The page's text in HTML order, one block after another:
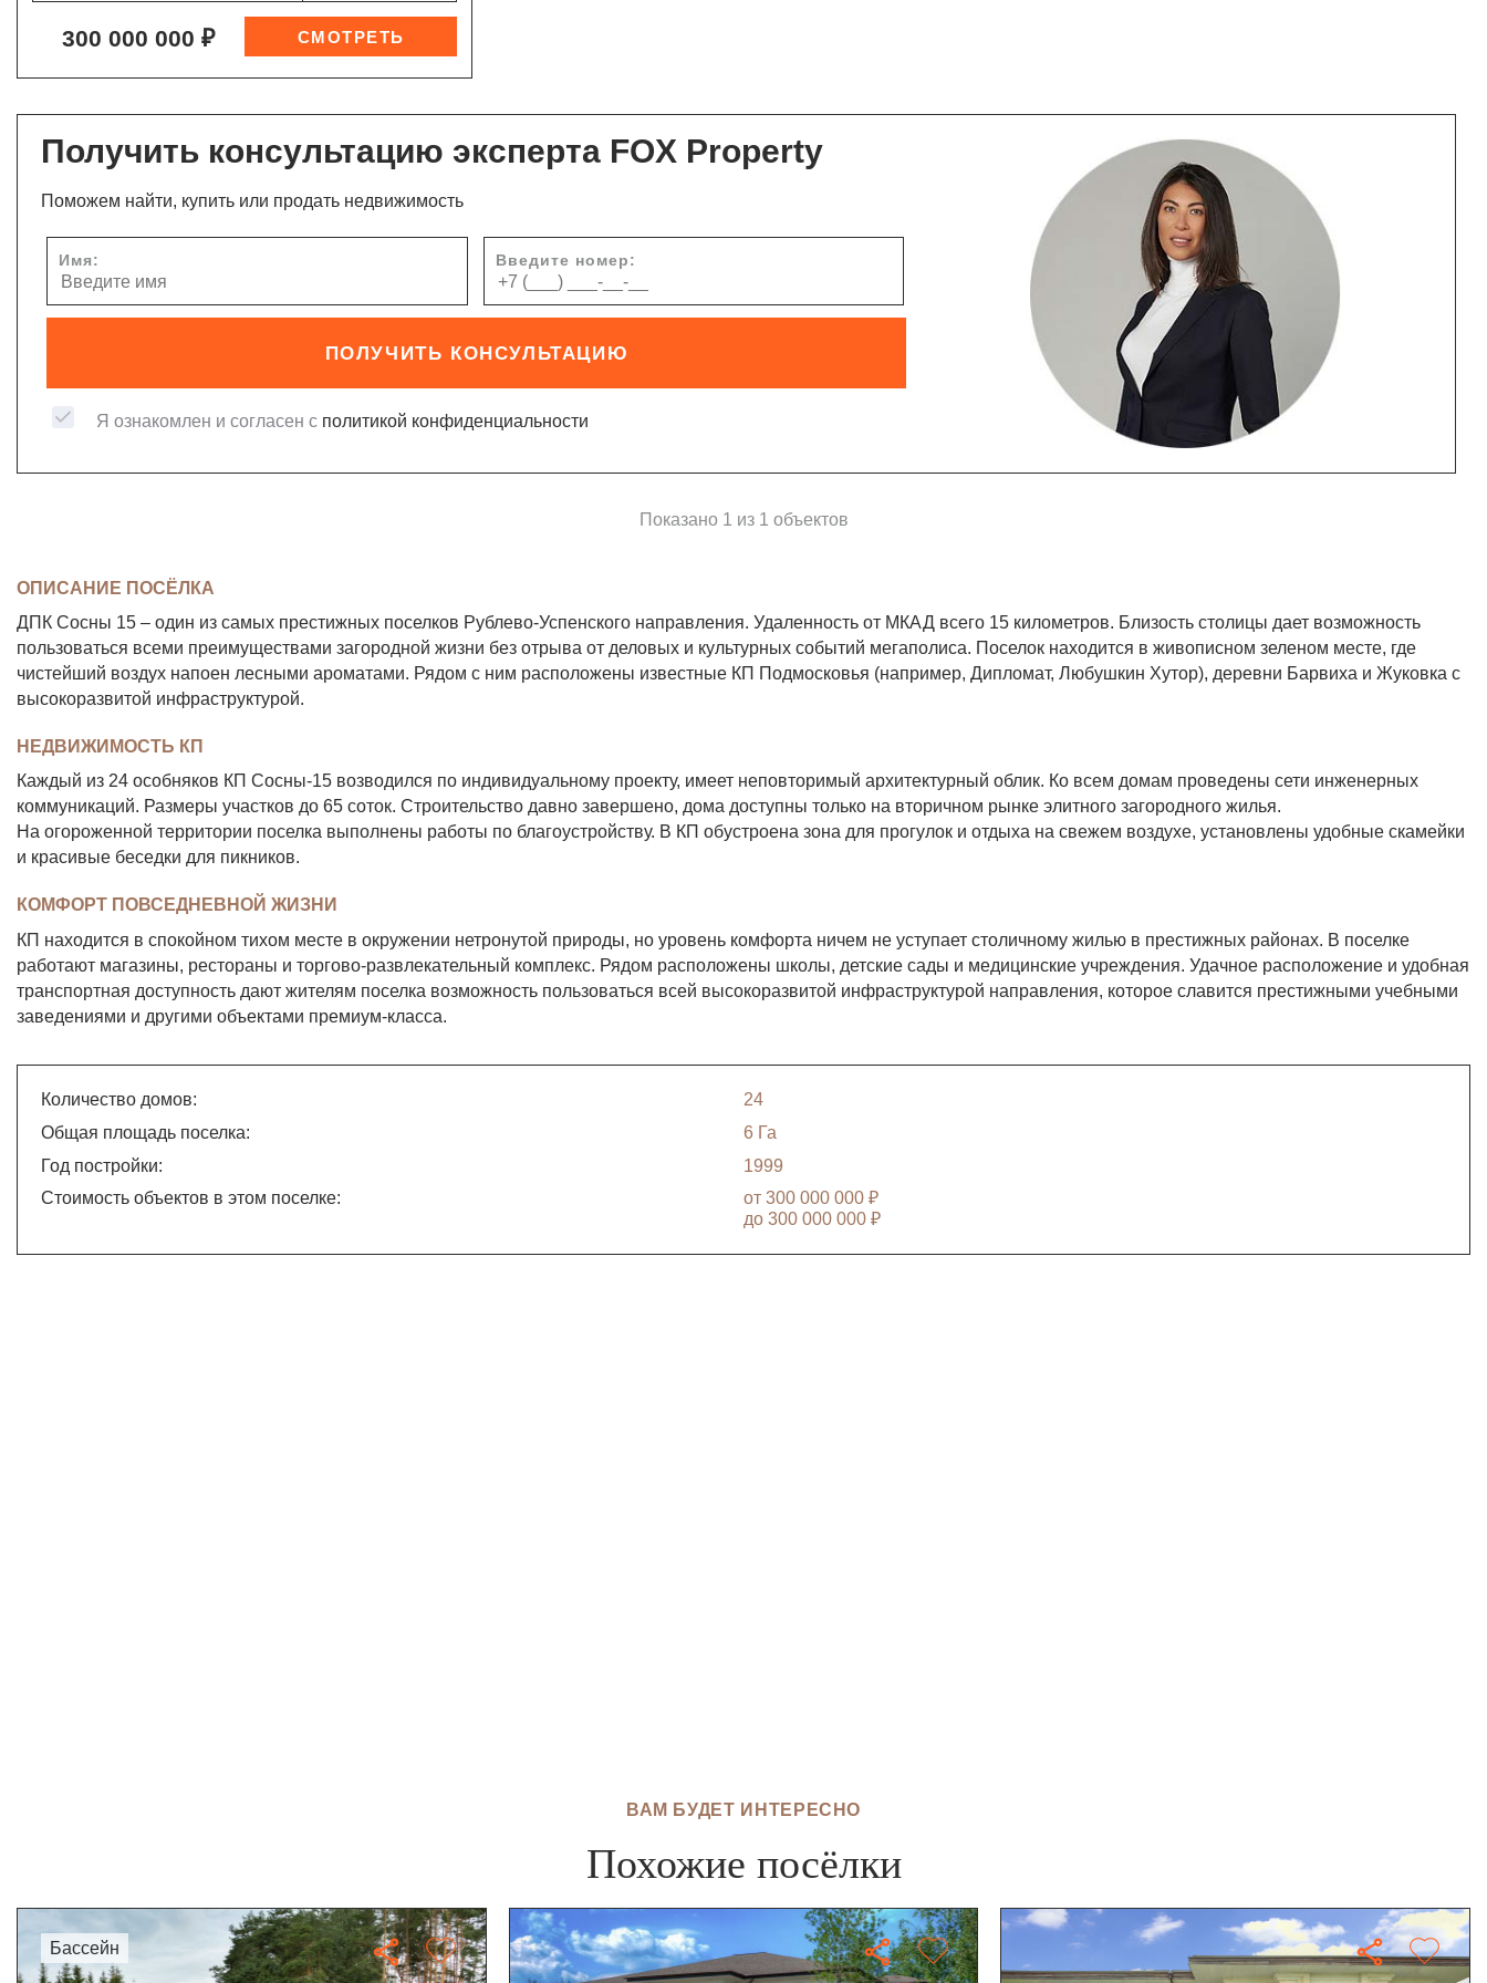
300 000 000 ₽
Получить консультацию эксперта FOX Property
Поможем найти, купить или продать недвижимость
Имя: Введите номер:
ПОЛУЧИТЬ КОНСУЛЬТАЦИЮ
Я ознакомлен и согласен с политикой конфиденциальности
Показано 1 из 1 объектов
ОПИСАНИЕ ПОСЁЛКА
ДПК Сосны 15 – один из самых престижных поселков Рублево-Успенского направления. Удаленность от МКАД всего 15 километров. Близость столицы дает возможность
пользоваться всеми преимуществами загородной жизни без отрыва от деловых и культурных событий мегаполиса. Поселок находится в живописном зеленом месте, где
чистейший воздух напоен лесными ароматами. Рядом с ним расположены известные КП Подмосковья (например, Дипломат, Любушкин Хутор), деревни Барвиха и Жуковка с
высокоразвитой инфраструктурой.
НЕДВИЖИМОСТЬ КП
Каждый из 24 особняков КП Сосны-15 возводился по индивидуальному проекту, имеет неповторимый архитектурный облик. Ко всем домам проведены сети инженерных
коммуникаций. Размеры участков до 65 соток. Строительство давно завершено, дома доступны только на вторичном рынке элитного загородного жилья.
На огороженной территории поселка выполнены работы по благоустройству. В КП обустроена зона для прогулок и отдыха на свежем воздухе, установлены удобные скамейки
и красивые беседки для пикников.
КОМФОРТ ПОВСЕДНЕВНОЙ ЖИЗНИ
КП находится в спокойном тихом месте в окружении нетронутой природы, но уровень комфорта ничем не уступает столичному жилью в престижных районах. В поселке
работают магазины, рестораны и торгово-развлекательный комплекс. Рядом расположены школы, детские сады и медицинские учреждения. Удачное расположение и удобная
транспортная доступность дают жителям поселка возможность пользоваться всей высокоразвитой инфраструктурой направления, которое славится престижными учебными
заведениями и другими объектами премиум-класса.
Количество домов:
24
Общая площадь поселка:
6 Га
Год постройки:
1999
Стоимость объектов в этом поселке:
от 300 000 000 ₽
до 300 000 000 ₽
ВАМ БУДЕТ ИНТЕРЕСНО
Похожие посёлки
бассейн